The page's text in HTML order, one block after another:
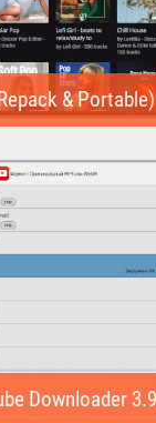
& Portable)
треки...